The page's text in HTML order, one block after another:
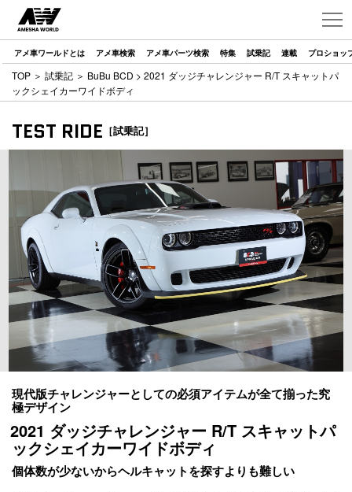
アメ車ワールドとは アメ車検索 アメ車パーツ検索 特集 試乗記 連載 プロショッ
TOP ＞ 試乗記 ＞ BuBu BCD > 2021 ダッジチャレンジャー R/T スキャットパ
ックシェイカーワイドボディ
TEST RIDE ［試乗記］
現代版チャレンジャーとしての必須アイテムが全て揃った究
極デザイン
2021 ダッジチャレンジャー R/T スキャットパ
ックシェイカーワイドボディ
個体数が少ないからヘルキャットを探すよりも難しい